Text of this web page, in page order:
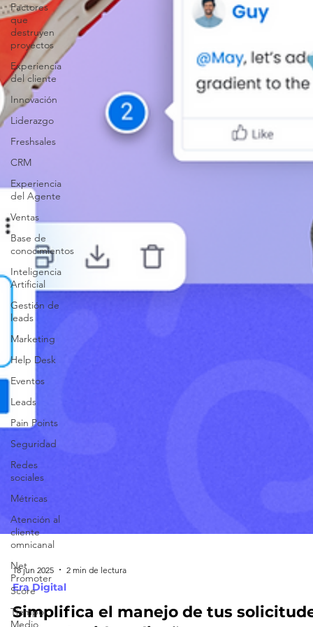
Factores
que
destruyen
proyectos
Experiencia
del cliente
Innovación
Liderazgo
Freshsales
CRM
Experiencia
del Agente
Ventas
Base de
conocimientos
Inteligencia
Artificial
Gestión de
leads
Marketing
Help Desk
Eventos
Leads
Pain Points
Seguridad
Redes
sociales
Métricas
Atención al
cliente
omnicanal
Net
Promoter
Score
Tiempo
Medio
18 jun 2025
Era Digital